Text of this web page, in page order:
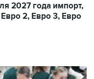
2027 года импорт,
2, Евро 3, Евро